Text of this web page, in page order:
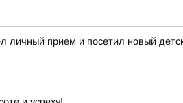
личный прием и посетил новый